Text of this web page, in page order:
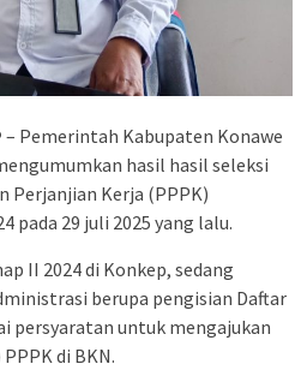
– Pemerintah Kabupaten Konawe
hasil hasil seleksi
Perjanjian Kerja (PPPK)
pada 29 juli 2025 yang lalu.
II 2024 di Konkep, sedang
berupa pengisian Daftar
persyaratan untuk mengajukan
di BKN.